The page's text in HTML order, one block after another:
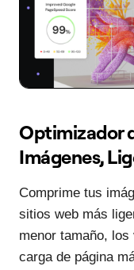
Optimizador
Imágenes,
Comprime tus
sitios web más
menor tamaño,
carga de página